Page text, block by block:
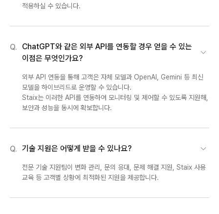
적용하실 수 있습니다.
Q.
ChatGPT와 같은 외부 API를 연동할 경우 얻을 수 있는
이점은 무엇인가요?
외부 API 연동을 통해 고객은 자체 모델과 OpenAI, Gemini 등 최신
모델을 하이브리드로 운영할 수 있습니다.
Staix는 이러한 API를 연동하여 모니터링 및 제어할 수 있도록 지원해,
보안과 성능을 동시에 확보합니다.
Q. 기술 지원은 어떻게 받을 수 있나요?
전문 기술 지원팀이 변화 관리, 문의 응대, 문제 해결 지원, Staix 사용
교육 등 고객별 상황에 최적화된 지원을 제공합니다.